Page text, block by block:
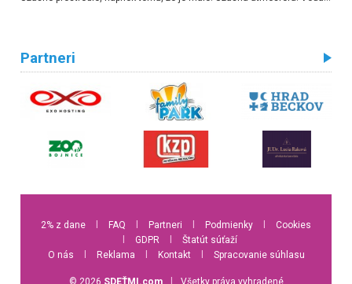
Partneri
2% z dane FAQ Partneri Podmienky
Cookies
GDPR
Štatút súťaží
O nás
Reklama Kontakt Spracovanie súhlasu
© 2026 SDEŤMI.com Všetky práva vyhradené